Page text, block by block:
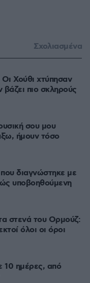
Σχολιασμένα
Χούθι χτύπησαν
πιο σκληρούς
σου μου
ήμουν τόσο
διαγνώστηκε με
υποβοηθούμενη
στενά του Ορμούζ:
όλοι οι όροι
ημέρες, από